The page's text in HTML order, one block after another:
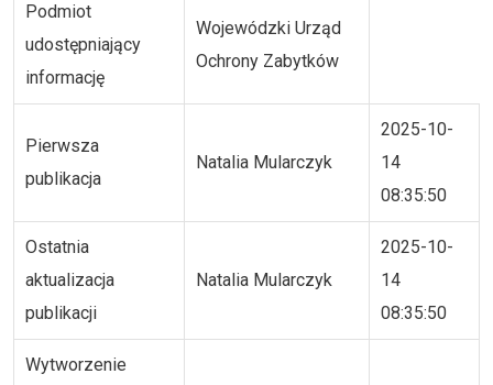
Podmiot
udostępniający
informację
Wojewódzki Urząd
Ochrony Zabytków
Pierwsza
publikacja
Natalia Mularczyk
2025-10-
14
08:35:50
Ostatnia
aktualizacja
publikacji
Natalia Mularczyk
2025-10-
14
08:35:50
Wytworzenie